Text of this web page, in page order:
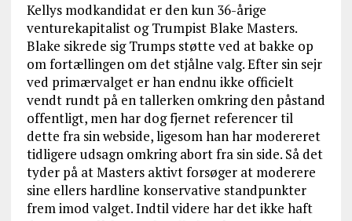
Kellys modkandidat er den kun 36-årige
venturekapitalist og Trumpist Blake Masters.
Blake sikrede sig Trumps støtte ved at bakke op
om fortællingen om det stjålne valg. Efter sin sejr
ved primærvalget er han endnu ikke officielt
vendt rundt på en tallerken omkring den påstand
offentligt, men har dog fjernet referencer til
dette fra sin webside, ligesom han har modereret
tidligere udsagn omkring abort fra sin side. Så det
tyder på at Masters aktivt forsøger at moderere
sine ellers hardline konservative standpunkter
frem imod valget. Indtil videre har det ikke haft